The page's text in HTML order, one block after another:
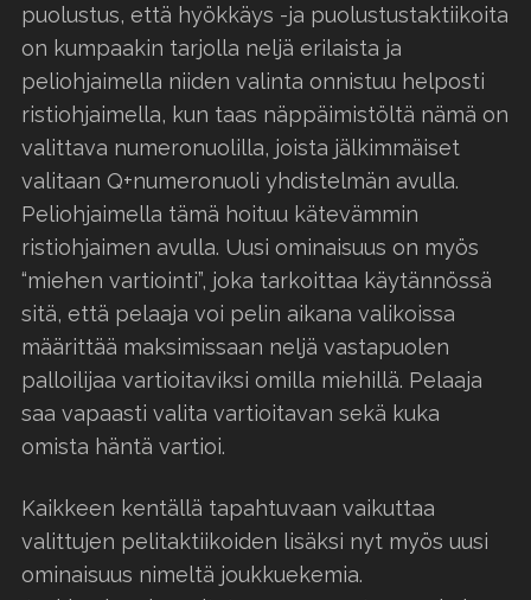
puolustus, että hyökkäys -ja puolustustaktiikoita
on kumpaakin tarjolla neljä erilaista ja
peliohjaimella niiden valinta onnistuu helposti
ristiohjaimella, kun taas näppäimistöltä nämä on
valittava numeronuolilla, joista jälkimmäiset
valitaan Q+numeronuoli yhdistelmän avulla.
Peliohjaimella tämä hoituu kätevämmin
ristiohjaimen avulla. Uusi ominaisuus on myös
“miehen vartiointi”, joka tarkoittaa käytännössä
sitä, että pelaaja voi pelin aikana valikoissa
määrittää maksimissaan neljä vastapuolen
palloilijaa vartioitaviksi omilla miehillä. Pelaaja
saa vapaasti valita vartioitavan sekä kuka
omista häntä vartioi.
Kaikkeen kentällä tapahtuvaan vaikuttaa
valittujen pelitaktiikoiden lisäksi nyt myös uusi
ominaisuus nimeltä joukkuekemia.